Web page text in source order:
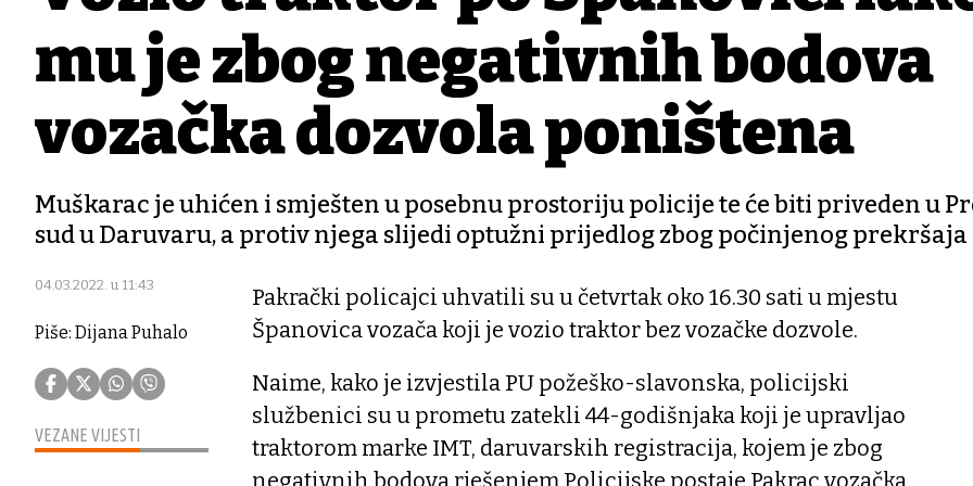
mu je zbog negativnih bodova
vozačka dozvola poništena
Muškarac je uhićen i smješten u posebnu prostoriju policije te će biti priveden u
sud u Daruvaru, a protiv njega slijedi optužni prijedlog zbog počinjenog prekršaja
04.03.2022. u 11:43
Piše: Dijana Puhalo
VEZANE VIJESTI
Pakrački policajci uhvatili su u četvrtak oko 16.30 sati u mjestu
Španovica vozača koji je vozio traktor bez vozačke dozvole.
Naime, kako je izvjestila PU požeško-slavonska, policijski
službenici su u prometu zatekli 44-godišnjaka koji je upravljao
traktorom marke IMT, daruvarskih registracija, kojem je zbog
negativnih bodova rješenjem Policijske postaje Pakrac vozačka